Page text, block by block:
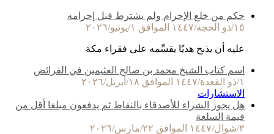
حكم من خلع الإحرام ولم يشترط قبل إحرامه
١٥/ذو الحجة/١٤٤٧ الموافق ١/يونيو/٢٠٢٦
عليه أن يذبح هديًا يقسِّمه على فقراء مكة
اسم كتاب الشيخ محمد بن صالح العثيمين في الفرائض
١/ذو القعدة/١٤٤٧ الموافق ١٨/أبريل/٢٠٢٦
الاستشارات
هل يجوز الشراء للأصدقاء بالنقاط ثم يدفعون مبلغا أقل من
قيمة السلعة
٣/شوال/١٤٤٧ الموافق ٢٢/مارس/٢٠٢٦